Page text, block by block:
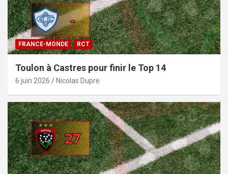
FRANCE-MONDE RCT
Toulon à Castres pour finir le Top 14
6 juin 2026 Nicolas Dupre